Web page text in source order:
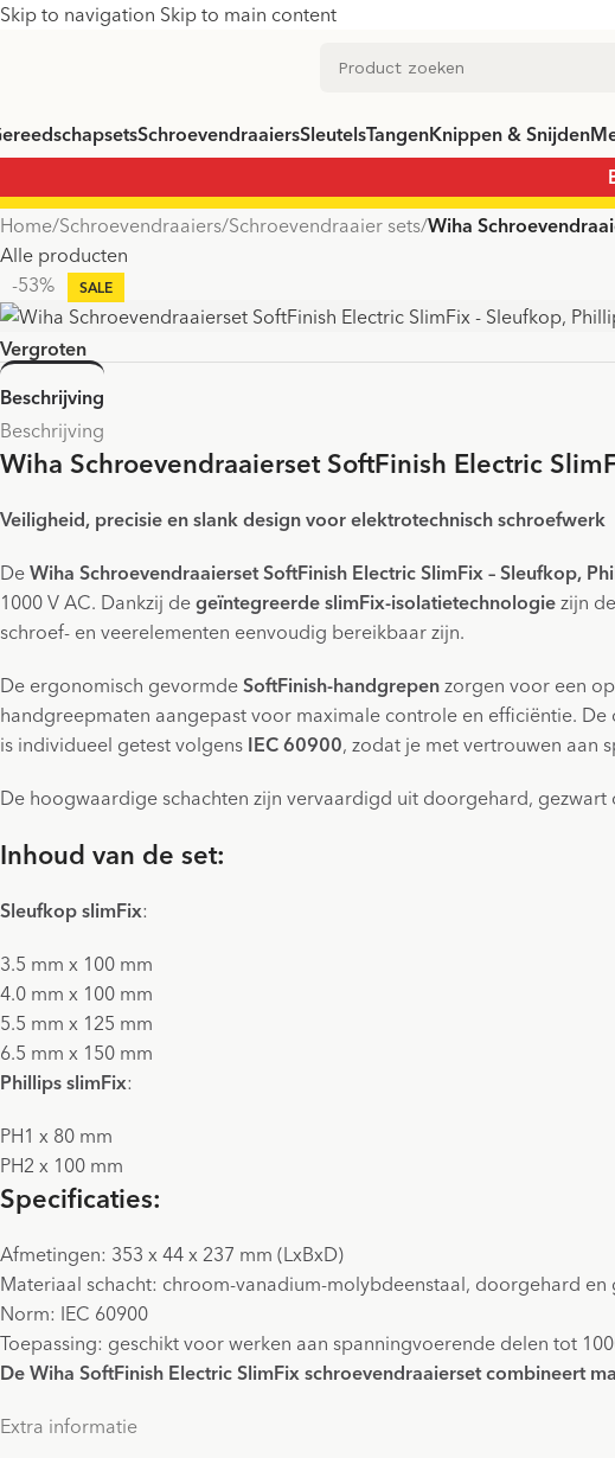
Skip to navigation Skip to main content
SchroevendraaiersSleutelsTangenKnippen & Snijden
Home/Schroevendraaiers/Schroevendraaier sets/Wiha
Alle producten
-53%
Vergroten
Beschrijving
Beschrijving
Wiha Schroevendraaierset SoftFinish Electric
Veiligheid, precisie en slank design voor elektrotechnisch schroefwerk
De Wiha Schroevendraaierset SoftFinish Electric SlimFix – Sleufkop,
1000 V AC. Dankzij de geïntegreerde slimFix-isolatietechnologie zijn
schroef- en veerelementen eenvoudig bereikbaar zijn.
De ergonomisch gevormde SoftFinish-handgrepen zorgen voor een
handgreepmaten aangepast voor maximale controle en efficiëntie.
is individueel getest volgens IEC 60900, zodat je met vertrouwen aan
De hoogwaardige schachten zijn vervaardigd uit doorgehard,
Inhoud van de set:
Sleufkop slimFix:
3.5 mm x 100 mm
4.0 mm x 100 mm
5.5 mm x 125 mm
6.5 mm x 150 mm
Phillips slimFix:
PH1 x 80 mm
PH2 x 100 mm
Specificaties:
Afmetingen: 353 x 44 x 237 mm (LxBxD)
Materiaal schacht: chroom-vanadium-molybdeenstaal, doorgehard en
Norm: IEC 60900
Toepassing: geschikt voor werken aan spanningvoerende delen tot
De Wiha SoftFinish Electric SlimFix schroevendraaierset combineert
Extra informatie